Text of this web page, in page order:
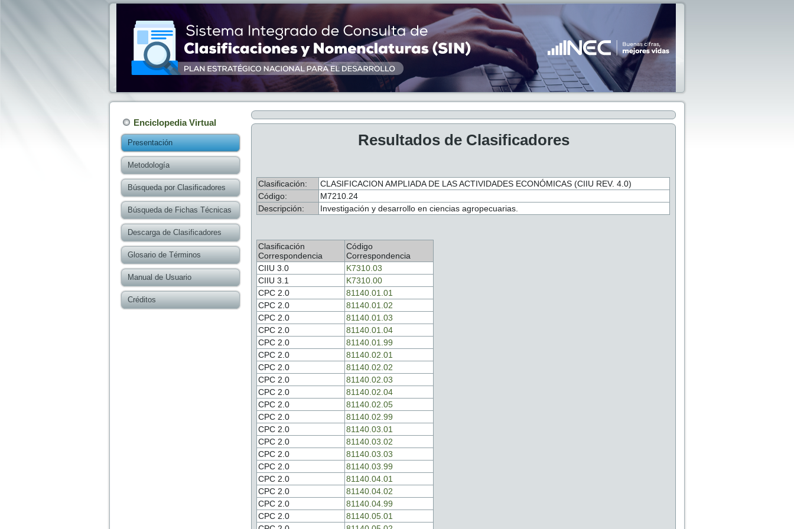
Enciclopedia Virtual
Presentación
Metodología
Búsqueda por Clasificadores
Búsqueda de Fichas Técnicas
Descarga de Clasificadores
Glosario de Términos
Manual de Usuario
Créditos
Resultados de Clasificadores
Clasificación:
CLASIFICACION AMPLIADA DE LAS ACTIVIDADES ECONÓMICAS (CIIU REV. 4.0)
Código:
M7210.24
Descripción:
Investigación y desarrollo en ciencias agropecuarias.
Clasificación
Correspondencia
Código
Correspondencia
CIIU 3.0
K7310.03
CIIU 3.1
K7310.00
CPC 2.0
81140.01.01
CPC 2.0
81140.01.02
CPC 2.0
81140.01.03
CPC 2.0
81140.01.04
CPC 2.0
81140.01.99
CPC 2.0
81140.02.01
CPC 2.0
81140.02.02
CPC 2.0
81140.02.03
CPC 2.0
81140.02.04
CPC 2.0
81140.02.05
CPC 2.0
81140.02.99
CPC 2.0
81140.03.01
CPC 2.0
81140.03.02
CPC 2.0
81140.03.03
CPC 2.0
81140.03.99
CPC 2.0
81140.04.01
CPC 2.0
81140.04.02
CPC 2.0
81140.04.99
CPC 2.0
81140.05.01